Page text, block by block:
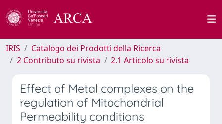
IRIS
Catalogo dei Prodotti della Ricerca
2 Contributo su rivista
2.1 Articolo su rivista
Effect of Metal complexes on the
regulation of Mitochondrial
Permeability conditions